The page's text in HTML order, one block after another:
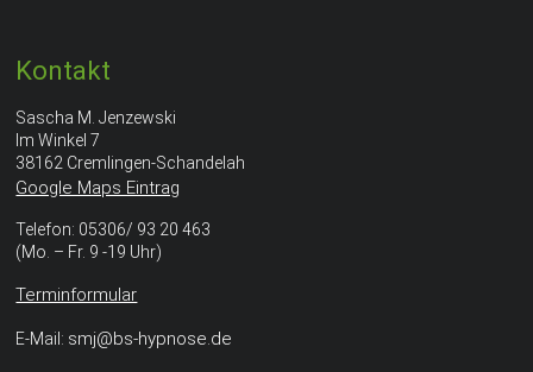
Kontakt
Sascha M. Jenzewski
Im Winkel 7
38162 Cremlingen-Schandelah
Google Maps Eintrag
Telefon: 05306/ 93 20 463
(Mo. – Fr. 9 -19 Uhr)
Terminformular
E-Mail: smj@bs-hypnose.de